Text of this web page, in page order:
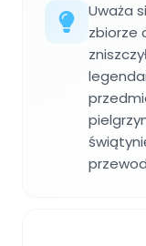
Uważa
zbiorze